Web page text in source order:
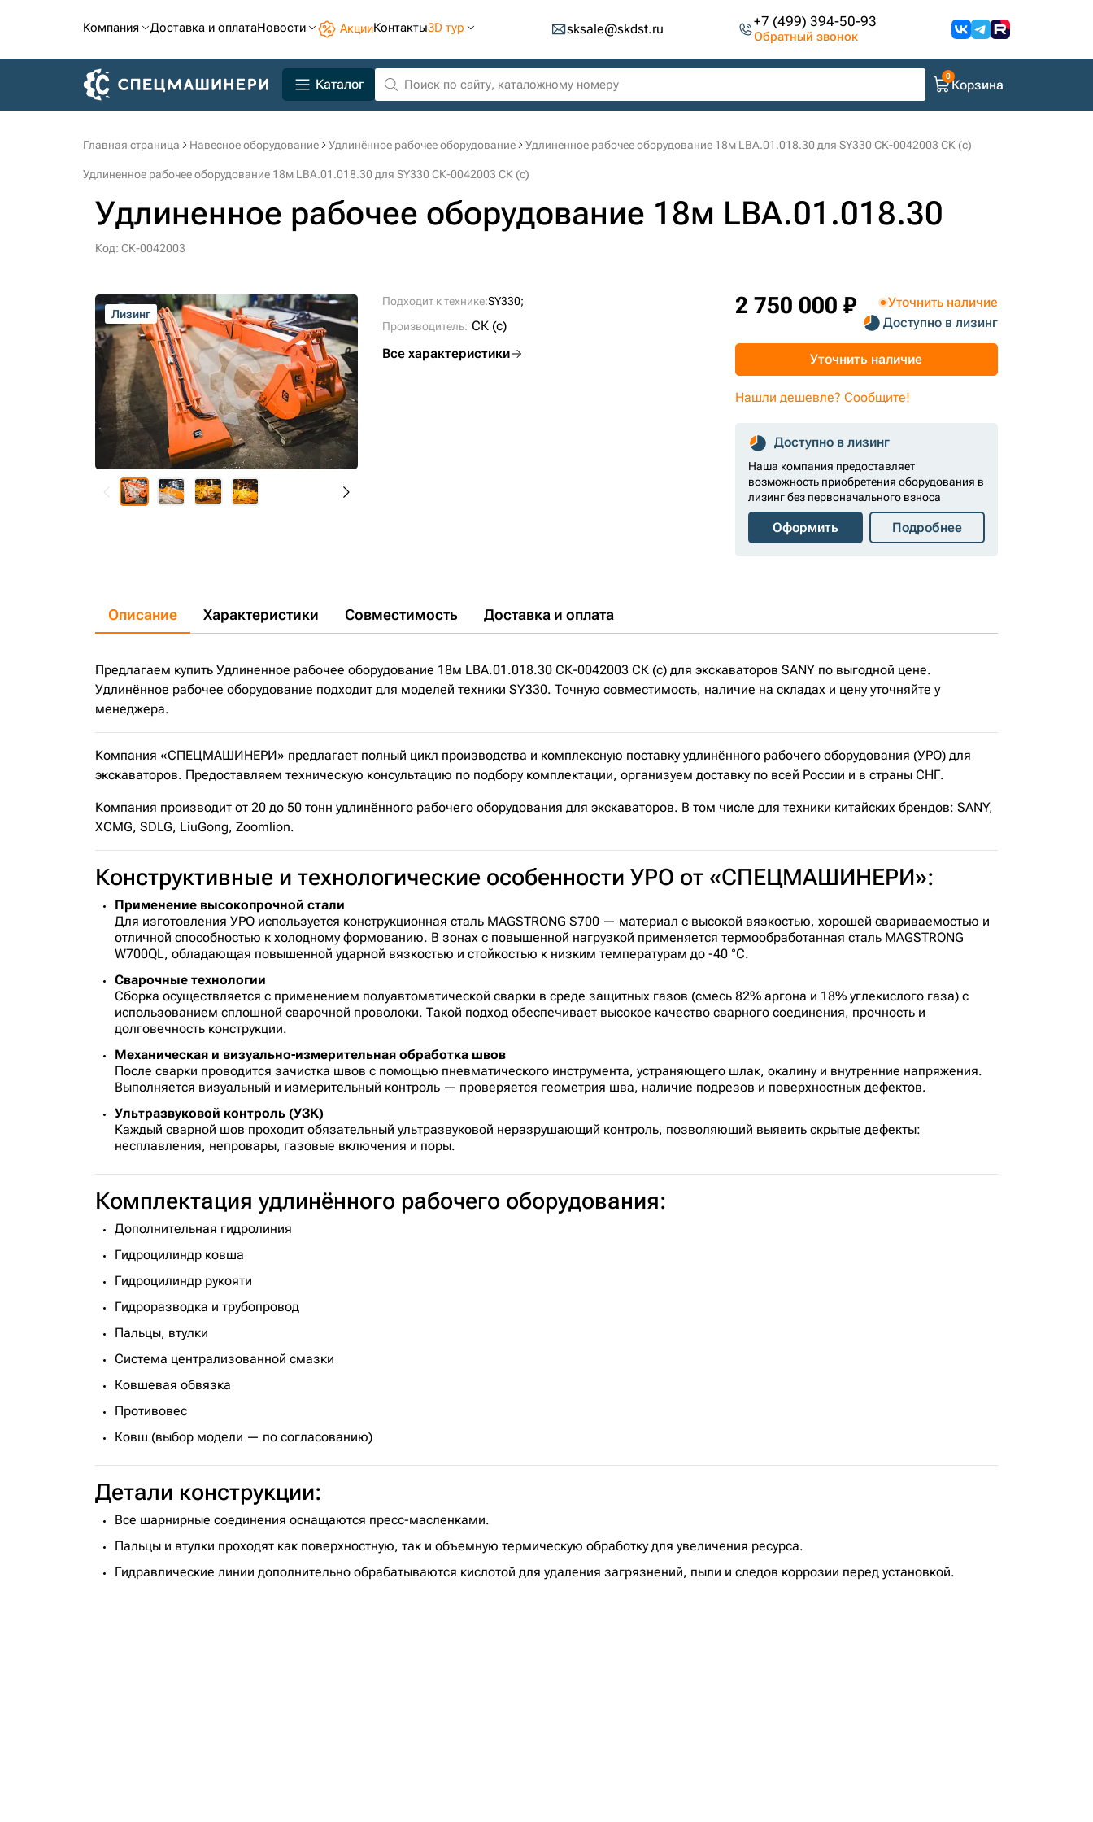
Компания Доставка и оплатаНовости АкцииКонтакты3D тур sksale@skdst.ru +7 (499) 394-50-93
Обратный звонок
Каталог Корзина
Главная страница Навесное оборудование Удлинённое рабочее оборудование Удлиненное рабочее оборудование 18м LBA.01.018.30 для SY330 СК-0042003 СК (c)
Удлиненное рабочее оборудование 18м LBA.01.018.30 для SY330 СК-0042003 СК (c)
Удлиненное рабочее оборудование 18м LBA.01.018.30
Код: СК-0042003
Лизинг
Лизинг
Лизинг
Лизинг
Подходит к технике:SY330;
Производитель: СК (c)
Все характеристики
2 750 000 ₽
Уточнить наличие
Доступно в лизинг
Уточнить наличие
Нашли дешевле? Сообщите!
Доступно в лизинг
Наша компания предоставляет
возможность приобретения оборудования в
лизинг без первоначального взноса
Оформить Подробнее
Описание Характеристики Совместимость Доставка и оплата
Предлагаем купить Удлиненное рабочее оборудование 18м LBA.01.018.30 СК-0042003 СК (c) для экскаваторов SANY по выгодной цене.
Удлинённое рабочее оборудование подходит для моделей техники SY330. Точную совместимость, наличие на складах и цену уточняйте у
менеджера.
Компания «СПЕЦМАШИНЕРИ» предлагает полный цикл производства и комплексную поставку удлинённого рабочего оборудования (УРО) для
экскаваторов. Предоставляем техническую консультацию по подбору комплектации, организуем доставку по всей России и в страны СНГ.
Компания производит от 20 до 50 тонн удлинённого рабочего оборудования для экскаваторов. В том числе для техники китайских брендов: SANY,
XCMG, SDLG, LiuGong, Zoomlion.
Конструктивные и технологические особенности УРО от «СПЕЦМАШИНЕРИ»:
Применение высокопрочной стали
Для изготовления УРО используется конструкционная сталь MAGSTRONG S700 — материал с высокой вязкостью, хорошей свариваемостью и
отличной способностью к холодному формованию. В зонах с повышенной нагрузкой применяется термообработанная сталь MAGSTRONG
W700QL, обладающая повышенной ударной вязкостью и стойкостью к низким температурам до -40 °C.
Сварочные технологии
Сборка осуществляется с применением полуавтоматической сварки в среде защитных газов (смесь 82% аргона и 18% углекислого газа) с
использованием сплошной сварочной проволоки. Такой подход обеспечивает высокое качество сварного соединения, прочность и
долговечность конструкции.
Механическая и визуально-измерительная обработка швов
После сварки проводится зачистка швов с помощью пневматического инструмента, устраняющего шлак, окалину и внутренние напряжения.
Выполняется визуальный и измерительный контроль — проверяется геометрия шва, наличие подрезов и поверхностных дефектов.
Ультразвуковой контроль (УЗК)
Каждый сварной шов проходит обязательный ультразвуковой неразрушающий контроль, позволяющий выявить скрытые дефекты:
несплавления, непровары, газовые включения и поры.
Комплектация удлинённого рабочего оборудования:
Дополнительная гидролиния
Гидроцилиндр ковша
Гидроцилиндр рукояти
Гидроразводка и трубопровод
Пальцы, втулки
Система централизованной смазки
Ковшевая обвязка
Противовес
Ковш (выбор модели — по согласованию)
Детали конструкции:
Все шарнирные соединения оснащаются пресс-масленками.
Пальцы и втулки проходят как поверхностную, так и объемную термическую обработку для увеличения ресурса.
Гидравлические линии дополнительно обрабатываются кислотой для удаления загрязнений, пыли и следов коррозии перед установкой.